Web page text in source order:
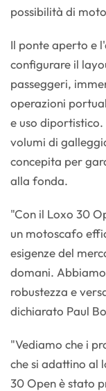
possibilità di
Il ponte aperto e
configurare il
passeggeri,
operazioni
e uso
volumi di
concepita per
alla fonda.
"Con il Loxo 30
un motoscafo
esigenze del
domani.
robustezza e
dichiarato Paul
"Vediamo che i
che si adattino al
30 Open è stato